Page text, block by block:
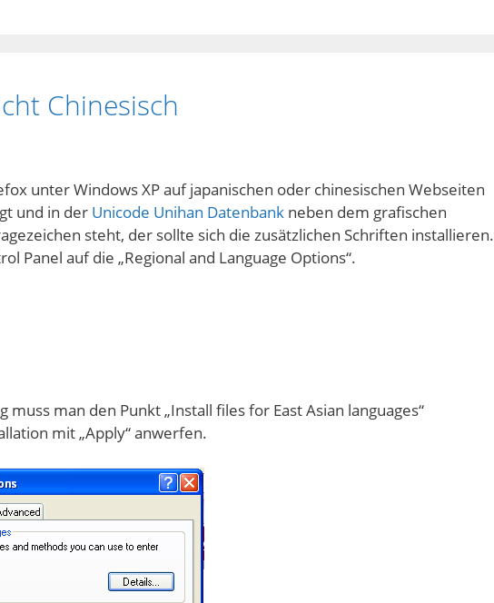
Chinesisch
unter Windows XP auf japanischen oder chinesischen Webseiten
und in der Unicode Unihan Datenbank neben dem grafischen
steht, der sollte sich die zusätzlichen Schriften installieren.
Panel auf die „Regional and Language Options“.
muss man den Punkt „Install files for East Asian languages“
mit „Apply“ anwerfen.